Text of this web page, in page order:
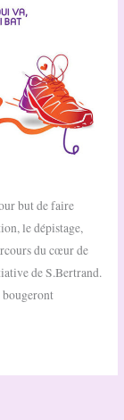
but de faire
le dépistage,
du cœur de
de S.Bertrand.
bougeront